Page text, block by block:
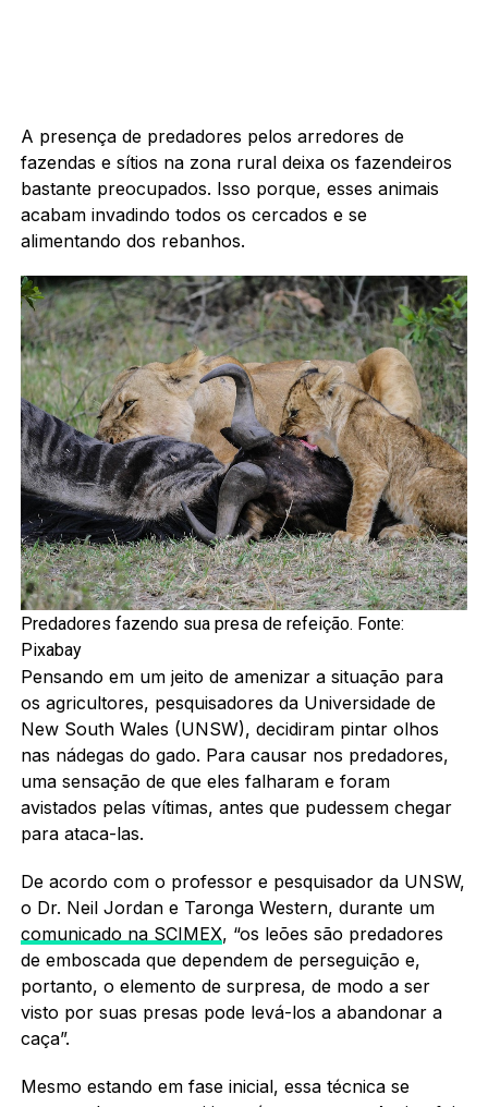
A presença de predadores pelos arredores de
fazendas e sítios na zona rural deixa os fazendeiros
bastante preocupados. Isso porque, esses animais
acabam invadindo todos os cercados e se
alimentando dos rebanhos.
Predadores fazendo sua presa de refeição. Fonte:
Pixabay
Pensando em um jeito de amenizar a situação para
os agricultores, pesquisadores da Universidade de
New South Wales (UNSW), decidiram pintar olhos
nas nádegas do gado. Para causar nos predadores,
uma sensação de que eles falharam e foram
avistados pelas vítimas, antes que pudessem chegar
para ataca-las.
De acordo com o professor e pesquisador da UNSW,
o Dr. Neil Jordan e Taronga Western, durante um
comunicado na SCIMEX, “os leões são predadores
de emboscada que dependem de perseguição e,
portanto, o elemento de surpresa, de modo a ser
visto por suas presas pode levá-los a abandonar a
caça”.
Mesmo estando em fase inicial, essa técnica se